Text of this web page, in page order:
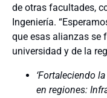
de otras facultades,
Ingeniería.
que esas alianzas se
universidad y de la
‘Fortaleciendo
en regiones: